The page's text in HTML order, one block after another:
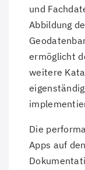
und
Abbildung
ermöglicht
weitere
Die
Apps auf